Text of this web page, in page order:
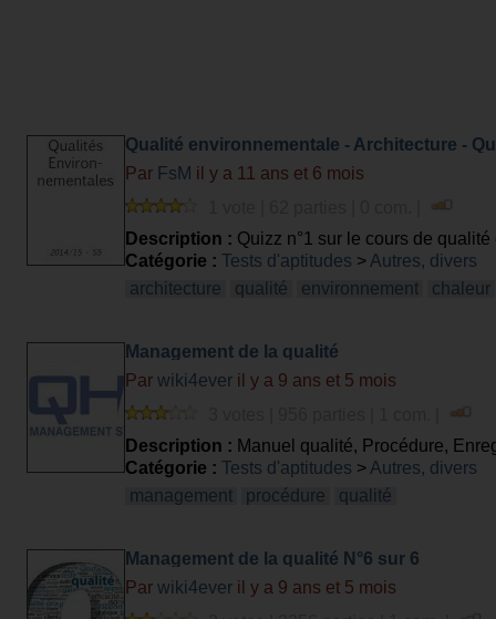
Qualité environnementale - Architecture -
Par FsM il y a 11 ans et 6 mois
Description : Quizz n°1 sur le cours de
Catégorie : Tests d'aptitudes > Autres, divers
architecture
qualité environnement chaleur
Management de la qualité
Par wiki4ever il y a 9 ans et 5 mois
Description : Manuel qualité, Procédure,
Catégorie : Tests d'aptitudes > Autres, divers
management
procédure qualité
Management de la qualité N°6 sur 6
Par wiki4ever il y a 9 ans et 5 mois